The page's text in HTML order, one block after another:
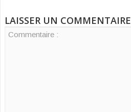
LAISSER UN COMMENTAIRE